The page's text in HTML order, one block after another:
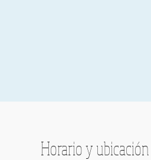
Horario y ubicación